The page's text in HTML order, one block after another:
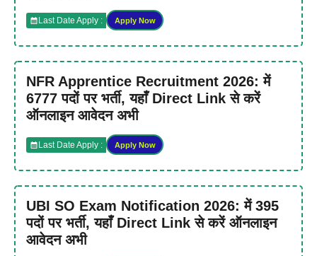
Last Date Apply : Apply Now
NFR Apprentice Recruitment 2026: में
6777 पदों पर भर्ती, यहाँ Direct Link से करें
ऑनलाइन आवेदन अभी
Last Date Apply : Apply Now
UBI SO Exam Notification 2026: में 395
पदों पर भर्ती, यहाँ Direct Link से करें ऑनलाइन
आवेदन अभी